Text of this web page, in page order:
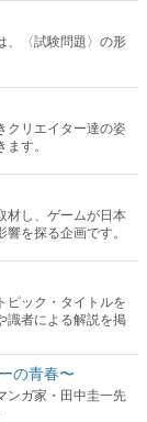
、〈試験問題〉の形
クリエイター達の姿
す。
材し、ゲームが日本
を探る企画です。
ピック・タイトルを
識者による解説を掲
の青春〜
ンガ家・田中圭一先